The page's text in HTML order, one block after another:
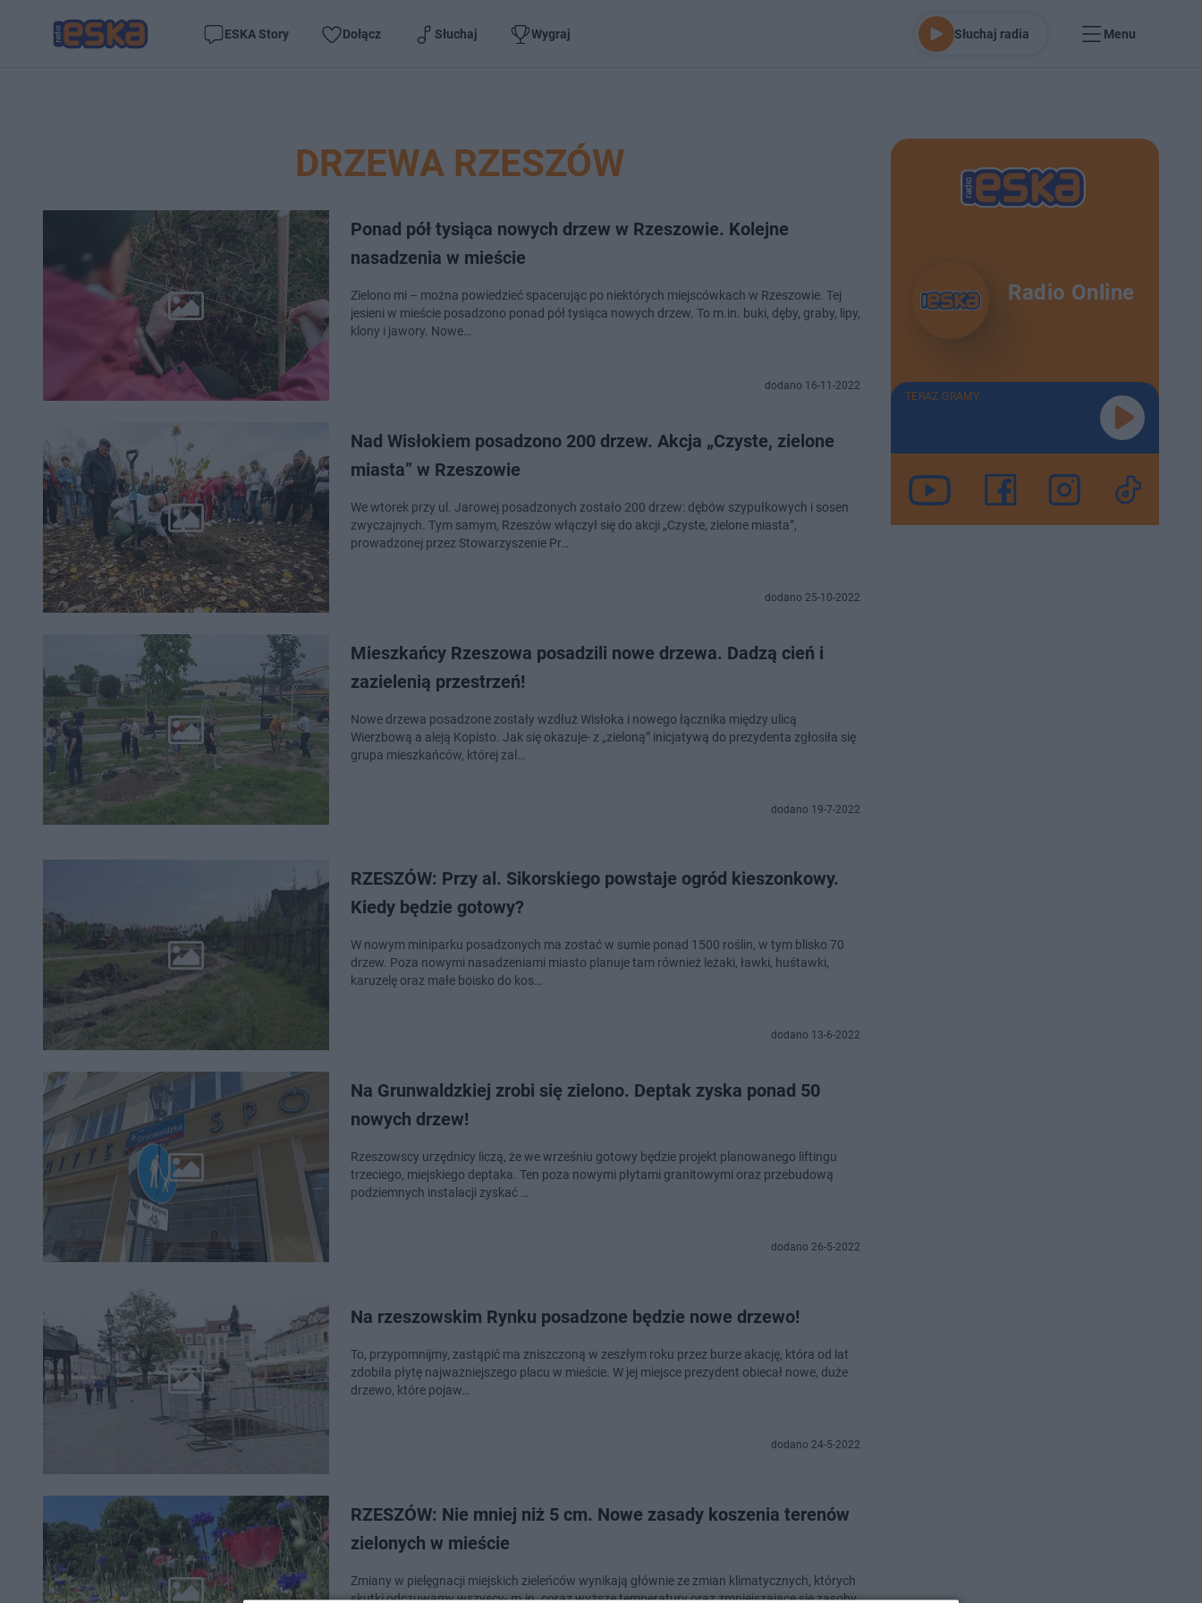
ESKA Story Dołącz Słuchaj Wygraj Słuchaj radia Menu
DRZEWA RZESZÓW
Ponad pół tysiąca nowych drzew w Rzeszowie. Kolejne
nasadzenia w mieście
Zielono mi – można powiedzieć spacerując po niektórych miejscówkach w Rzeszowie. Tej
jesieni w mieście posadzono ponad pół tysiąca nowych drzew. To m.in. buki, dęby, graby, lipy,
klony i jawory. Nowe…
dodano 16-11-2022
Nad Wisłokiem posadzono 200 drzew. Akcja „Czyste, zielone
miasta” w Rzeszowie
We wtorek przy ul. Jarowej posadzonych zostało 200 drzew: dębów szypułkowych i sosen
zwyczajnych. Tym samym, Rzeszów włączył się do akcji „Czyste, zielone miasta”,
prowadzonej przez Stowarzyszenie Pr…
dodano 25-10-2022
Mieszkańcy Rzeszowa posadzili nowe drzewa. Dadzą cień i
zazielenią przestrzeń!
Nowe drzewa posadzone zostały wzdłuż Wisłoka i nowego łącznika między ulicą
Wierzbową a aleją Kopisto. Jak się okazuje- z „zieloną” inicjatywą do prezydenta zgłosiła się
grupa mieszkańców, której zal…
dodano 19-7-2022
RZESZÓW: Przy al. Sikorskiego powstaje ogród kieszonkowy.
Kiedy będzie gotowy?
W nowym miniparku posadzonych ma zostać w sumie ponad 1500 roślin, w tym blisko 70
drzew. Poza nowymi nasadzeniami miasto planuje tam również leżaki, ławki, huśtawki,
karuzelę oraz małe boisko do kos…
dodano 13-6-2022
Na Grunwaldzkiej zrobi się zielono. Deptak zyska ponad 50
nowych drzew!
Rzeszowscy urzędnicy liczą, że we wrześniu gotowy będzie projekt planowanego liftingu
trzeciego, miejskiego deptaka. Ten poza nowymi płytami granitowymi oraz przebudową
podziemnych instalacji zyskać …
dodano 26-5-2022
Na rzeszowskim Rynku posadzone będzie nowe drzewo!
To, przypomnijmy, zastąpić ma zniszczoną w zeszłym roku przez burze akację, która od lat
zdobiła płytę najważniejszego placu w mieście. W jej miejsce prezydent obiecał nowe, duże
drzewo, które pojaw…
dodano 24-5-2022
RZESZÓW: Nie mniej niż 5 cm. Nowe zasady koszenia terenów
zielonych w mieście
Zmiany w pielęgnacji miejskich zieleńców wynikają głównie ze zmian klimatycznych, których
skutki odczuwamy wszyscy- m.in. coraz wyższe temperatury oraz zmniejszające się zasoby
Radio Online
TERAZ GRAMY